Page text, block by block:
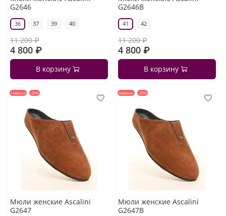
G2646
36 37 39 40
11 200 ₽
4 800 ₽
В корзину
G2646B
41 42
11 200 ₽
4 800 ₽
В корзину
Новинка -57%
Мюли женские Ascalini
G2647
Новинка -57%
Мюли женские Ascalini
G2647B